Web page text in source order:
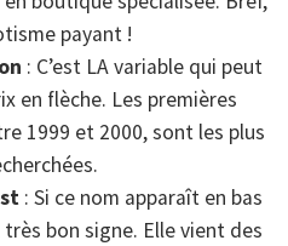
payant !
: C’est LA variable qui peut
en flèche. Les premières
1999 et 2000, sont les plus
: Si ce nom apparaît en bas
bon signe. Elle vient des